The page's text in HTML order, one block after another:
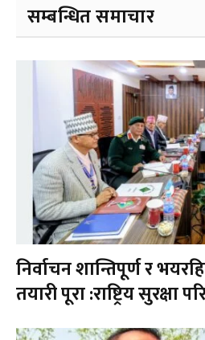
सम्बन्धित समाचार
निर्वाचन शान्तिपूर्ण र
तयारी पूरा :राष्ट्रिय सुरक्षा